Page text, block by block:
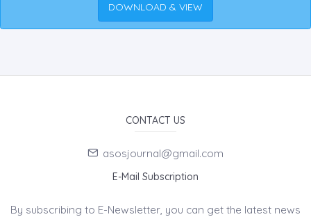
DOWNLOAD & VIEW
CONTACT US
asosjournal@gmail.com
E-Mail Subscription
By subscribing to E-Newsletter, you can get the latest news